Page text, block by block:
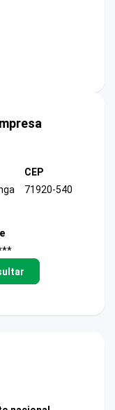
CEP
71920-540